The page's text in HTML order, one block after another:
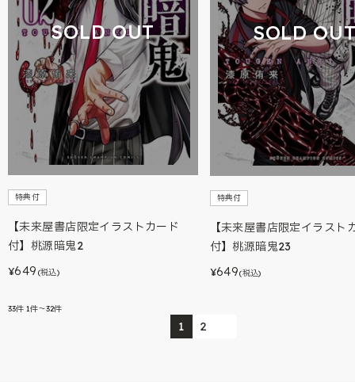
SOLD OUT
特典付
【未来屋書店限定イラストカード
付】桃源暗鬼2
¥649 (税込)
SOLD
特典付
【未来屋書店限定イラスト
付】桃源暗鬼23
¥649(税込)
33件 1件～32件
1 2